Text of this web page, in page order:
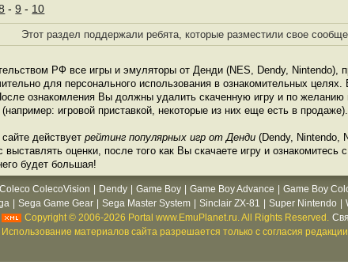
-9 - 10
Этот раздел поддержали ребята, которые разместили свое
РФ все игры и эмуляторы от Денди (NES, Dendy, Nintendo),
для персонального использования в ознакомительных
ознакомления Вы должны удалить скаченную игру и по желанию
игровой приставкой, некоторые из них еще есть в продаже).
действует рейтинг популярных игр от Денди (Dendy, Nintendo,
оценки, после того как Вы скачаете игру и ознакомитесь
будет большая!
Coleco ColecoVision Dendy Game Boy Game Boy Advance Game Boy
Sega Game Gear Sega Master System Sinclair ZX-81 Super Nintendo
Copyright © 2006-2026 Portal www.EmuPlanet.ru. All Rights Reserved.
Использование материалов сайта разрешается только с согласия